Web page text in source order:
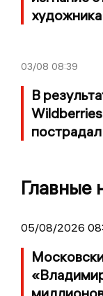
художника
03/08 08:39
В
Главные
05/08/2026